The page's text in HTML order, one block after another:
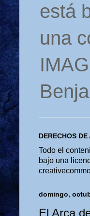
está
una
DERECHOS DE
Todo el
bajo una
domingo,
El Arca